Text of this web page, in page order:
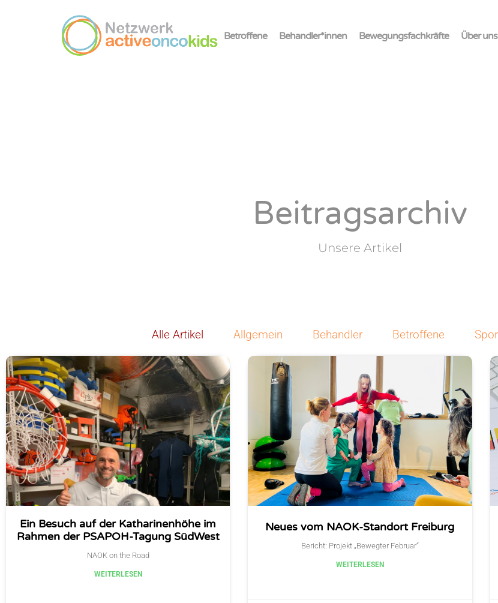
Betroffene Behandler*innen Bewegungsfachkräfte Über uns
Beitragsarchiv
Unsere Artikel
Alle Artikel Allgemein Behandler Betroffene
Ein Besuch auf der Katharinenhöhe im
Rahmen der PSAPOH-Tagung SüdWest
NAOK on the Road
WEITERLESEN
Neues vom NAOK-Standort Freiburg
Bericht: Projekt „Bewegter Februar“
WEITERLESEN